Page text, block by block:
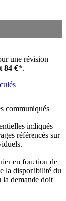
une révision
84 €*.
communiqués
indiqués
référencés sur
en fonction de
la disponibilité du
la demande doit